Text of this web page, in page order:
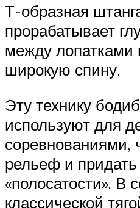
Т-образная
прорабатывает
между
широкую спину.
Эту технику
используют для
соревнованиями,
рельеф и
«полосатости». В
классической